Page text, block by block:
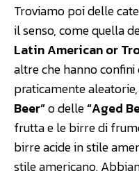
Troviamo poi delle
il senso, come quella
Latin American or
altre che hanno
praticamente
Beer”o delle“Aged
frutta e le birre di
birre acide in stile
stile americano.